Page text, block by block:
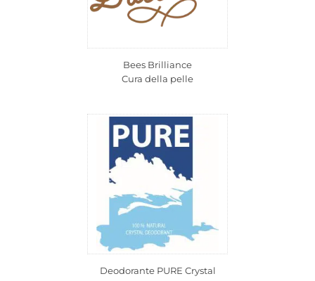
Bees Brilliance
Cura della pelle
Deodorante PURE Crystal